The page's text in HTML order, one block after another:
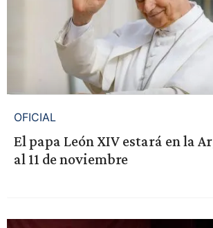
OFICIAL
El papa León XIV estará en la
al 11 de noviembre